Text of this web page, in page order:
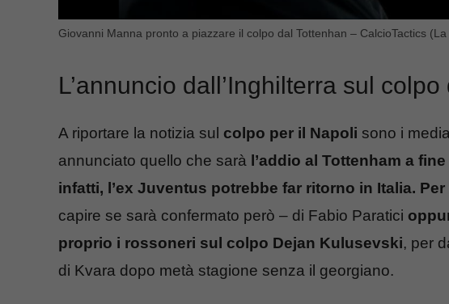
Giovanni Manna pronto a piazzare il colpo dal Tottenhan – CalcioTactics (La
L’annuncio dall’Inghilterra sul
A riportare la notizia sul colpo per il Napoli sono i
annunciato quello che sarà l’addio al Tottenham a
infatti, l’ex Juventus potrebbe far ritorno in Italia.
capire se sarà confermato però – di Fabio Paratici
proprio i rossoneri sul colpo Dejan Kulusevski, per
di Kvara dopo metà stagione senza il georgiano.